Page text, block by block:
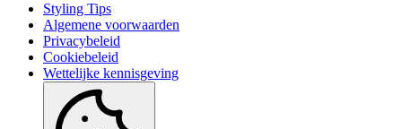
Styling Tips
Algemene voorwaarden
Privacybeleid
Cookiebeleid
Wettelijke kennisgeving